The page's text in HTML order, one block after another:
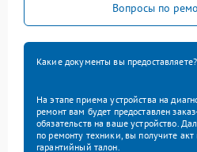
Вопросы по
Какие документы вы предоставляете?
На этапе приема устройства на
ремонт вам будет предоставлен
обязательств на ваше устройство.
по ремонту техники, вы получите
гарантийный талон.